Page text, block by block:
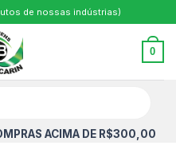
de nossas indústrias)
0
ACIMA DE R$300,00